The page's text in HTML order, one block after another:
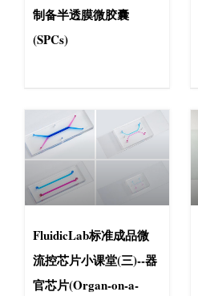
制备半透膜微胶囊
(SPCs)
FluidicLab标准成品微
流控芯片小课堂(三)--器
官芯片(Organ-on-a-